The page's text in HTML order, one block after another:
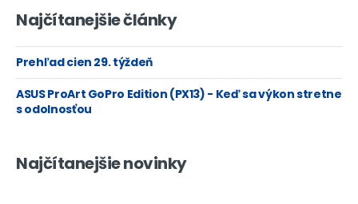
Najčítanejšie články
Prehľad cien 29. týždeň
ASUS ProArt GoPro Edition (PX13) - Keď sa výkon stretne
s odolnosťou
Najčítanejšie novinky